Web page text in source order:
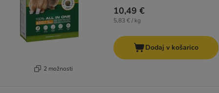
2 možnosti
10,49 €
5,83 € / kg
Dodaj v košarico